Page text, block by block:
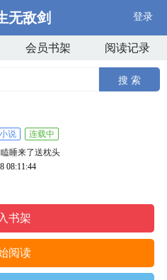
无敌剑 登录
会员书架 阅读记录
搜 索
说
连载中
睡来了送枕头
08:11:44
书架
阅读